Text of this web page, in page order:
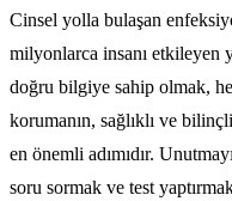
Cinsel yolla bulaşan
milyonlarca insanı etkileyen
doğru bilgiye sahip olmak,
korumanın, sağlıklı ve
en önemli adımıdır.
soru sormak ve test